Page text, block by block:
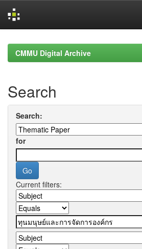
navigationCMMU Digital Archive
Search
Search:
for
Current filters: